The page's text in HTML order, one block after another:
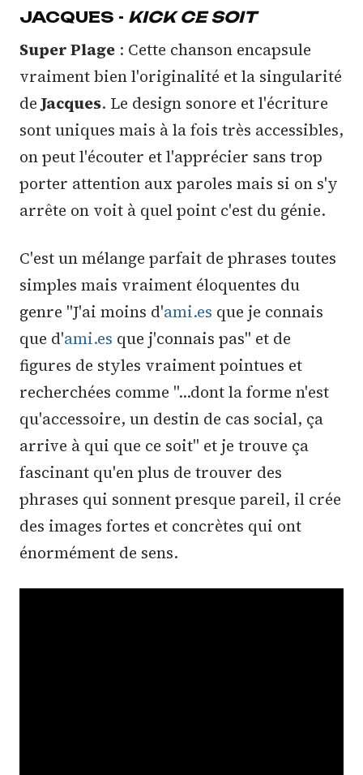
JACQUES - KICK CE SOIT
Super Plage : Cette chanson encapsule
vraiment bien l'originalité et la singularité
de Jacques. Le design sonore et l'écriture
sont uniques mais à la fois très accessibles,
on peut l'écouter et l'apprécier sans trop
porter attention aux paroles mais si on s'y
arrête on voit à quel point c'est du génie.
C'est un mélange parfait de phrases toutes
simples mais vraiment éloquentes du
genre ''J'ai moins d'ami.es que je connais
que d'ami.es que j'connais pas'' et de
figures de styles vraiment pointues et
recherchées comme ''...dont la forme n'est
qu'accessoire, un destin de cas social, ça
arrive à qui que ce soit'' et je trouve ça
fascinant qu'en plus de trouver des
phrases qui sonnent presque pareil, il crée
des images fortes et concrètes qui ont
énormément de sens.